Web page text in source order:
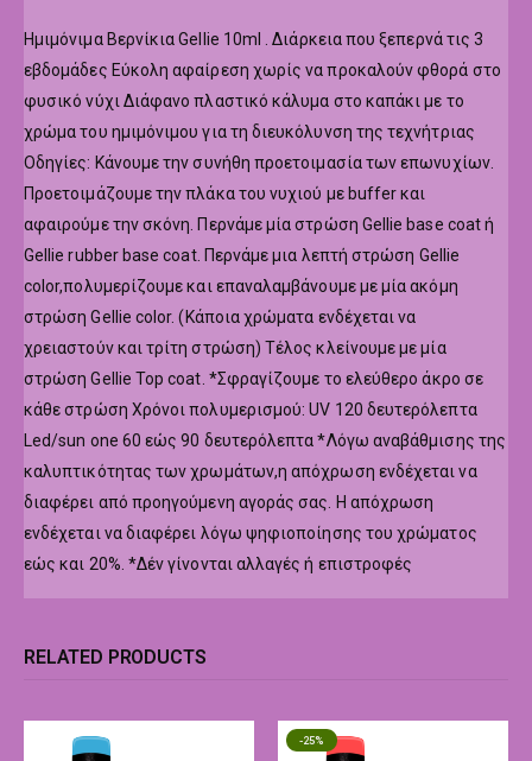
Hμιμόνιμα Βερνίκια Gellie 10ml . Διάρκεια που ξεπερνά τις 3
εβδομάδες Εύκολη αφαίρεση χωρίς να προκαλούν φθορά στο
φυσικό νύχι Διάφανο πλαστικό κάλυμα στο καπάκι με το
χρώμα του ημιμόνιμου για τη διευκόλυνση της τεχνήτριας
Οδηγίες: Κάνουμε την συνήθη προετοιμασία των επωνυχίων.
Προετοιμάζουμε την πλάκα του νυχιού με buffer και
αφαιρούμε την σκόνη. Περνάμε μία στρώση Gellie base coat ή
Gellie rubber base coat. Περνάμε μια λεπτή στρώση Gellie
color,πολυμερίζουμε και επαναλαμβάνουμε με μία ακόμη
στρώση Gellie color. (Κάποια χρώματα ενδέχεται να
χρειαστούν και τρίτη στρώση) Τέλος κλείνουμε με μία
στρώση Gellie Top coat. *Σφραγίζουμε το ελεύθερο άκρο σε
κάθε στρώση Χρόνοι πολυμερισμού: UV 120 δευτερόλεπτα
Led/sun one 60 εώς 90 δευτερόλεπτα *Λόγω αναβάθμισης της
καλυπτικότητας των χρωμάτων,η απόχρωση ενδέχεται να
διαφέρει από προηγούμενη αγοράς σας. Η απόχρωση
ενδέχεται να διαφέρει λόγω ψηφιοποίησης του χρώματος
εώς και 20%. *Δέν γίνονται αλλαγές ή επιστροφές
RELATED PRODUCTS
-25%